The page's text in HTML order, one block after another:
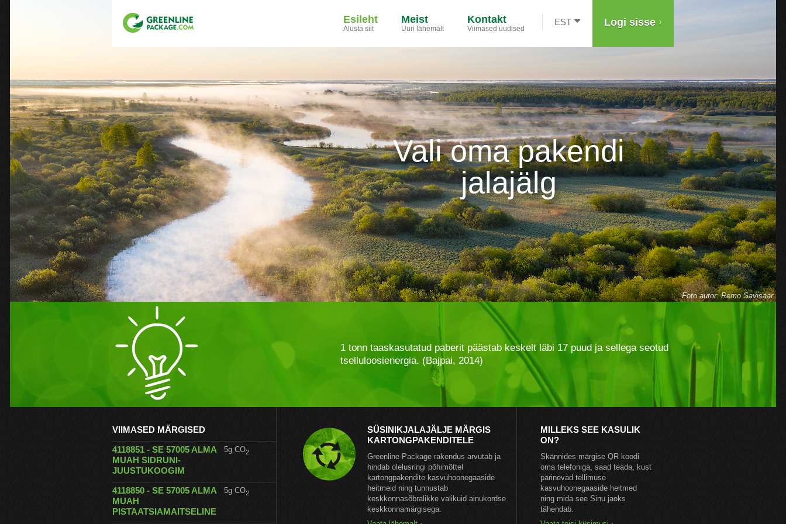
Logi sisse ›
EST
Esileht
Alusta siit
Meist
Uuri lähemalt
Kontakt
Viimased uudised
Vali oma pakendi
jalajälg
1 tonn taaskasutatud paberit päästab keskelt läbi 17 puud ja sellega seotud
tselluloosienergia. (Bajpai, 2014)
VIIMASED MÄRGISED
4118851 - SE 57005 ALMA
MUAH SIDRUNI-
JUUSTUKOOGIM
5g CO2
4118850 - SE 57005 ALMA
MUAH
PISTAATSIAMAITSELINE
5g CO2
SÜSINIKJALAJÄLJE MÄRGIS
KARTONGPAKENDITELE
Greenline Package rakendus arvutab ja
hindab olelusringi põhimõttel
kartongpakendite kasvuhoonegaaside
heitmeid ning tunnustab
keskkonnasõbralikke valikuid ainukordse
keskkonnamärgisega.
MILLEKS SEE KASULIK
ON?
Skännides märgise QR koodi
oma telefoniga, saad teada, kust
pärinevad tellimuse
kasvuhoonegaaside heitmed
ning mida see Sinu jaoks
tähendab.